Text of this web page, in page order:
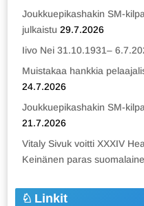
Joukkuepikashakin SM-
julkaistu 29.7.2026
Iivo Nei 31.10.1931–
Muistakaa hankkia
24.7.2026
Joukkuepikashakin SM-
21.7.2026
Vitaly Sivuk voitti XXXIV
Keinänen paras
Linkit